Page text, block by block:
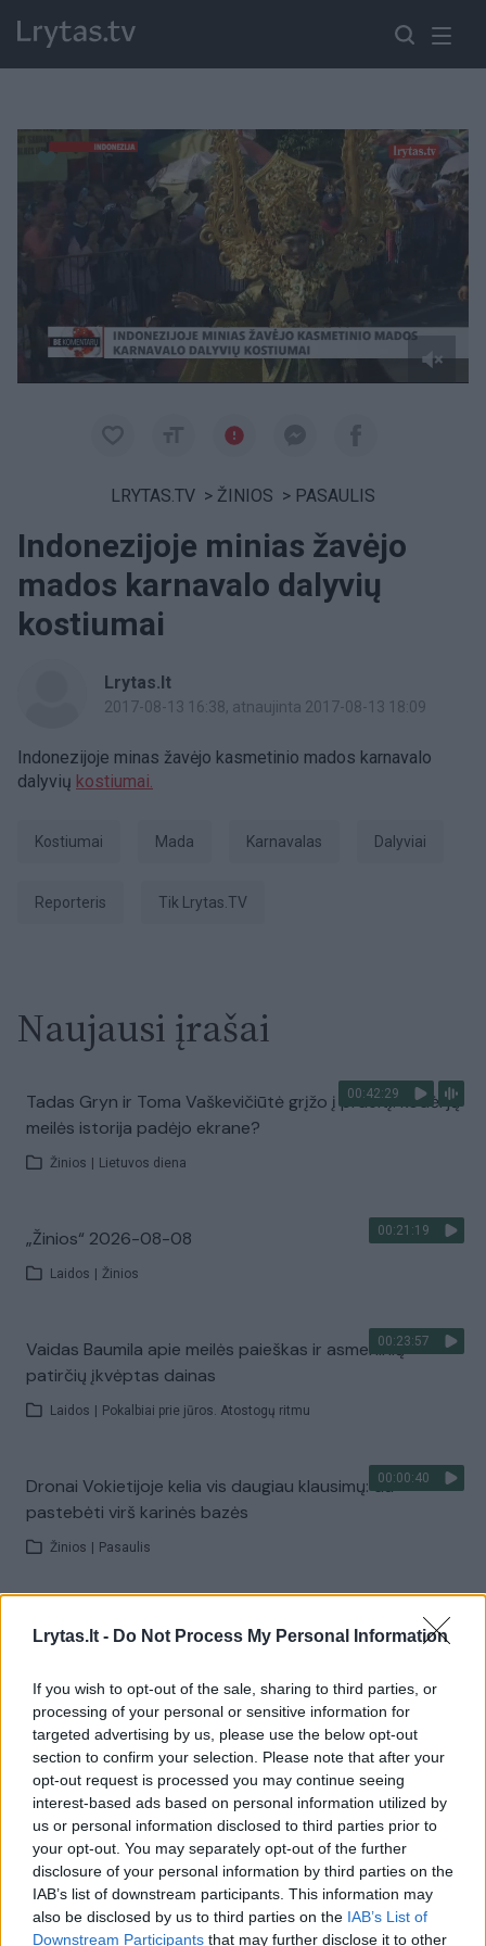
Lrytas.lt - Do Not Process My Personal Information
If you wish to opt-out of the sale, sharing to third parties, or
processing of your personal or sensitive information for
targeted advertising by us, please use the below opt-out
section to confirm your selection. Please note that after your
opt-out request is processed you may continue seeing
interest-based ads based on personal information utilized by
us or personal information disclosed to third parties prior to
your opt-out. You may separately opt-out of the further
disclosure of your personal information by third parties on the
IAB’s list of downstream participants. This information may
also be disclosed by us to third parties on the IAB’s List of
Downstream Participants that may further disclose it to other
LRYTAS.TV > ŽINIOS > PASAULIS
Indonezijoje minias žavėjo
mados karnavalo dalyvių
kostiumai
Lrytas.lt
2017-08-13 16:38, atnaujinta 2017-08-13 18:09
Indonezijoje minas žavėjo kasmetinio mados karnavalo
dalyvių kostiumai.
kostiumai Mada karnavalas dalyviai
Reporteris tik Lrytas.TV
Naujausi įrašai
00:42:29
Tadas Gryn ir Toma Vaškevičiūtė grįžo į praeitį: kodėl jų
meilės istorija padėjo ekrane?
Žinios Lietuvos diena
00:21:19
„Žinios“ 2026-08-08
Laidos Žinios
00:23:57
Vaidas Baumila apie meilės paieškas ir asmeninių
patirčių įkvėptas dainas
Laidos Pokalbiai prie jūros. Atostogų ritmu
00:00:40
Dronai Vokietijoje kelia vis daugiau klausimų: du
pastebėti virš karinės bazės
Žinios Pasaulis
Žiūrimiausi įrašai
00:00:30
Vaizdai iš tragiškos avarijos Vilniaus r.: dviejų moterų ir
vaiko gyvybių išgelbėti nepavyko
Žinios Lietuvos diena
Savaitės vidurys nusimato karštas: temperatūra kils iki